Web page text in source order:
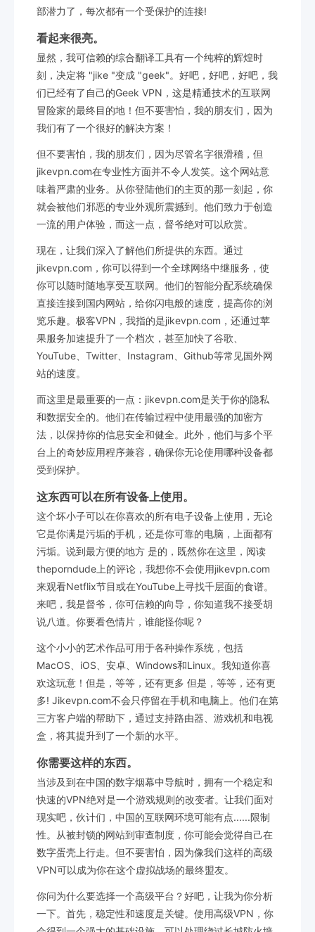
部潜力了，每次都有一个受保护的连接!
看起来很亮。
显然，我可信赖的综合翻译工具有一个纯粹的辉煌时
刻，决定将 "jike "变成 "geek"。好吧，好吧，好吧，我
们已经有了自己的Geek VPN，这是精通技术的互联网
冒险家的最终目的地！但不要害怕，我的朋友们，因为
我们有了一个很好的解决方案！
但不要害怕，我的朋友们，因为尽管名字很滑稽，但
jikevpn.com在专业性方面并不令人发笑。这个网站意
味着严肃的业务。从你登陆他们的主页的那一刻起，你
就会被他们邪恶的专业外观所震撼到。他们致力于创造
一流的用户体验，而这一点，督爷绝对可以欣赏。
现在，让我们深入了解他们所提供的东西。通过
jikevpn.com，你可以得到一个全球网络中继服务，使
你可以随时随地享受互联网。他们的智能分配系统确保
直接连接到国内网站，给你闪电般的速度，提高你的浏
览乐趣。极客VPN，我指的是jikevpn.com，还通过苹
果服务加速提升了一个档次，甚至加快了谷歌、
YouTube、Twitter、Instagram、Github等常见国外网
站的速度。
而这里是最重要的一点：jikevpn.com是关于你的隐私
和数据安全的。他们在传输过程中使用最强的加密方
法，以保持你的信息安全和健全。此外，他们与多个平
台上的奇妙应用程序兼容，确保你无论使用哪种设备都
受到保护。
这东西可以在所有设备上使用。
这个坏小子可以在你喜欢的所有电子设备上使用，无论
它是你满是污垢的手机，还是你可靠的电脑，上面都有
污垢。说到最方便的地方 是的，既然你在这里，阅读
theporndude上的评论，我想你不会使用jikevpn.com
来观看Netflix节目或在YouTube上寻找千层面的食谱。
来吧，我是督爷，你可信赖的向导，你知道我不接受胡
说八道。你要看色情片，谁能怪你呢？
这个小小的艺术作品可用于各种操作系统，包括
MacOS、iOS、安卓、Windows和Linux。我知道你喜
欢这玩意！但是，等等，还有更多 但是，等等，还有更
多! Jikevpn.com不会只停留在手机和电脑上。他们在第
三方客户端的帮助下，通过支持路由器、游戏机和电视
盒，将其提升到了一个新的水平。
你需要这样的东西。
当涉及到在中国的数字烟幕中导航时，拥有一个稳定和
快速的VPN绝对是一个游戏规则的改变者。让我们面对
现实吧，伙计们，中国的互联网环境可能有点......限制
性。从被封锁的网站到审查制度，你可能会觉得自己在
数字蛋壳上行走。但不要害怕，因为像我们这样的高级
VPN可以成为你在这个虚拟战场的最终盟友。
你问为什么要选择一个高级平台？好吧，让我为你分析
一下。首先，稳定性和速度是关键。使用高级VPN，你